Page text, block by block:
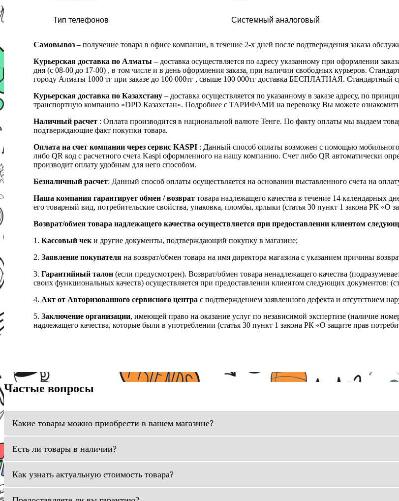
Тип телефонов Системный аналоговый
Самовывоз – получение товара в офисе компании, в течение 2-х дней после подтверждения заказа
Курьерская доставка по Алматы – доставка осуществляется по адресу указанному при оформлении
дня (с 08-00 до 17-00) , в том числе и в день оформления заказа, при наличии свободных курьеров.
городу Алматы 1000 тг при заказе до 100 000тг , свыше 100 000тг доставка БЕСПЛАТНАЯ.
Курьерская доставка по Казахстану – доставка осуществляется по указанному в заказе адресу, по
транспортную компанию «DPD Казахстан». Подробнее с ТАРИФАМИ на перевозку Вы можете
Наличный расчет : Оплата производится в национальной валюте Тенге. По факту оплаты мы выдаем
подтверждающие факт покупки товара.
Оплата на счет компании через сервис KASPI : Данный способ оплаты возможен с помощью
либо QR код с расчетного счета Kaspi оформленного на нашу компанию. Счет либо QR автоматически
производит оплату удобным для него способом.
Безналичный расчет: Данный способ оплаты осуществляется на основании выставленного счета на
Наша компания гарантирует обмен / возврат товара надлежащего качества в течение 14 календарных
его товарный вид, потребительские свойства, упаковка, пломбы, ярлыки (статья 30 пункт 1 закона РК «О
Возврат/обмен товара надлежащего качества осуществляется при предоставлении клиентом
1. Кассовый чек и другие документы, подтверждающий покупку в магазине;
2. Заявление покупателя на возврат/обмен товара на имя директора магазина с указанием причины
3. Гарантийный талон (если предусмотрен). Возврат/обмен товара ненадлежащего качества
своих функциональных качеств) осуществляется при предоставлении клиентом следующих документов:
4. Акт от Авторизованного сервисного центра с подтверждением заявленного дефекта и отсутствием
5. Заключение организации, имеющей право на оказание услуг по независимой экспертизе (наличие
надлежащего качества, которые были в употреблении (статья 30 пункт 1 закона РК «О защите прав
Частые вопросы
Какие товары можно приобрести в вашем магазине?
Есть ли товары в наличии?
Как узнать актуальную стоимость товара?